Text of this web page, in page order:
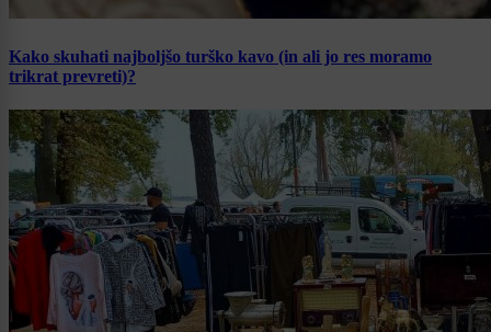
Kako skuhati najboljšo turško kavo (in ali jo res moramo
trikrat prevreti)?